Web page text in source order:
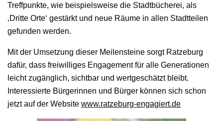
Treffpunkte, wie beispielsweise die Stadtbücherei, als
‚Dritte Orte‘ gestärkt und neue Räume in allen Stadtteilen
gefunden werden.
Mit der Umsetzung dieser Meilensteine sorgt Ratzeburg
dafür, dass freiwilliges Engagement für alle Generationen
leicht zugänglich, sichtbar und wertgeschätzt bleibt.
Interessierte Bürgerinnen und Bürger können sich schon
jetzt auf der Website www.ratzeburg-engagiert.de